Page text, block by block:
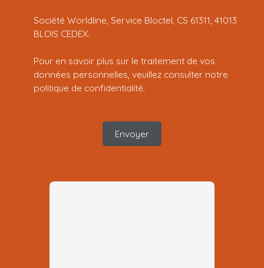
Société Worldline, Service Bloctel, CS 61311, 41013
BLOIS CEDEX.
Pour en savoir plus sur le traitement de vos
données personnelles, veuillez consulter notre
politique de confidentialité.
Envoyer